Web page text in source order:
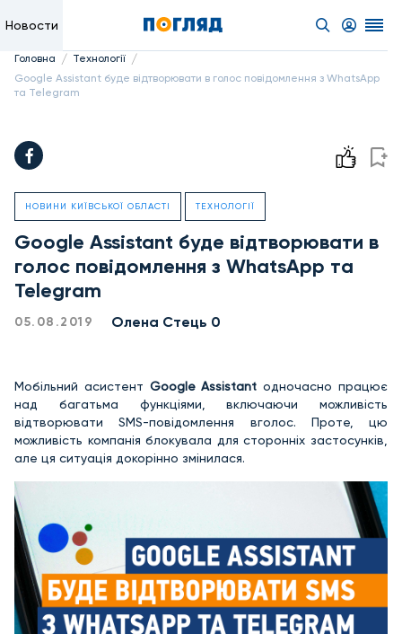
Новости
Головна / Технології /
Google Assistant буде відтворювати в голос повідомлення з WhatsApp
та Telegram
НОВИНИ КИЇВСЬКОЇ ОБЛАСТІ ТЕХНОЛОГІЇ
Google Assistant буде відтворювати в
голос повідомлення з WhatsApp та
Telegram
05.08.2019 Олена Стець 0
Мобільний асистент Google Assistant одночасно працює
над багатьма функціями, включаючи можливість
відтворювати SMS-повідомлення вголос. Проте, цю
можливість компанія блокувала для сторонніх застосунків,
але ця ситуація докорінно змінилася.